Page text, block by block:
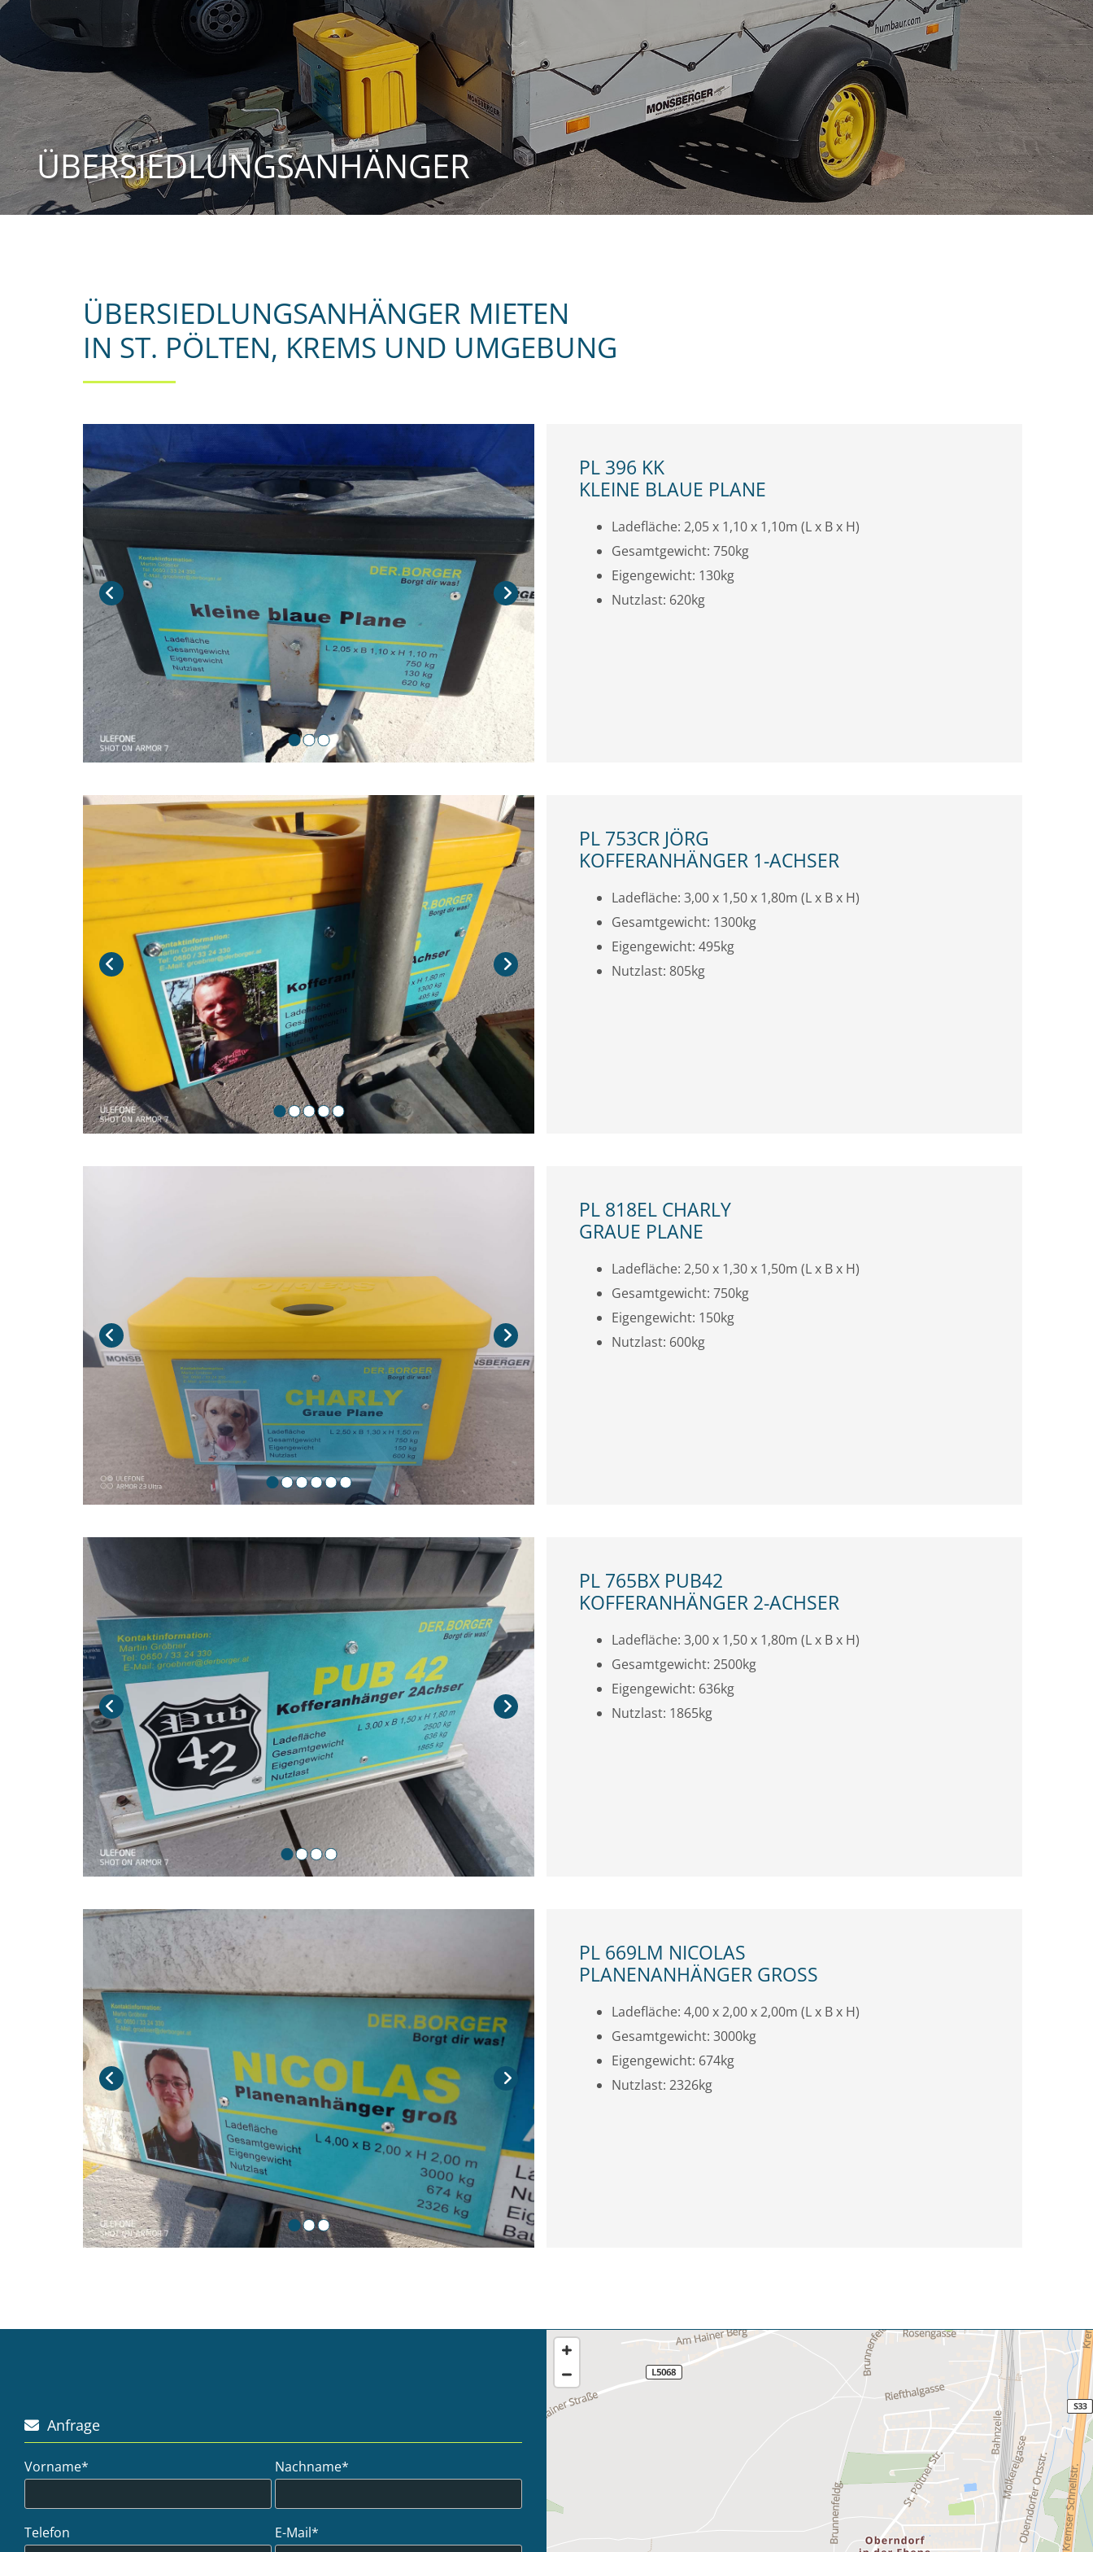
ÜBERSIEDLUNGSANHÄNGER
ÜBERSIEDLUNGSANHÄNGER MIETEN
IN ST. PÖLTEN, KREMS UND UMGEBUNG
PL 396 KK
KLEINE BLAUE PLANE
Ladefläche: 2,05 x 1,10 x 1,10m (L x B x H)
Gesamtgewicht: 750kg
Eigengewicht: 130kg
Nutzlast: 620kg
PL 753CR JÖRG
KOFFERANHÄNGER 1-ACHSER
Ladefläche: 3,00 x 1,50 x 1,80m (L x B x H)
Gesamtgewicht: 1300kg
Eigengewicht: 495kg
Nutzlast: 805kg
PL 818EL CHARLY
GRAUE PLANE
Ladefläche: 2,50 x 1,30 x 1,50m (L x B x H)
Gesamtgewicht: 750kg
Eigengewicht: 150kg
Nutzlast: 600kg
PL 765BX PUB42
KOFFERANHÄNGER 2-ACHSER
Ladefläche: 3,00 x 1,50 x 1,80m (L x B x H)
Gesamtgewicht: 2500kg
Eigengewicht: 636kg
Nutzlast: 1865kg
PL 669LM NICOLAS
PLANENANHÄNGER GROSS
Ladefläche: 4,00 x 2,00 x 2,00m (L x B x H)
Gesamtgewicht: 3000kg
Eigengewicht: 674kg
Nutzlast: 2326kg
 Anfrage
Vorname* Nachname*
Telefon E-Mail*